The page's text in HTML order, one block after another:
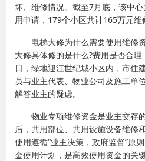
坏、维修情况。截至7月底，该中
用申请，179个小区共计165万元维
电梯大修为什么需要使用维修
大修具体修的是什么?费用是否合
日，绿地迎江世纪城小区内，市住
员与业主代表、物业公司及施工单
解答业主的疑虑。
物业专项维修资金是业主交存
后，共用部位、共用设施设备维修
使用遵循“业主决策，政府监督”原
金使用计划，是高效使用资金的关